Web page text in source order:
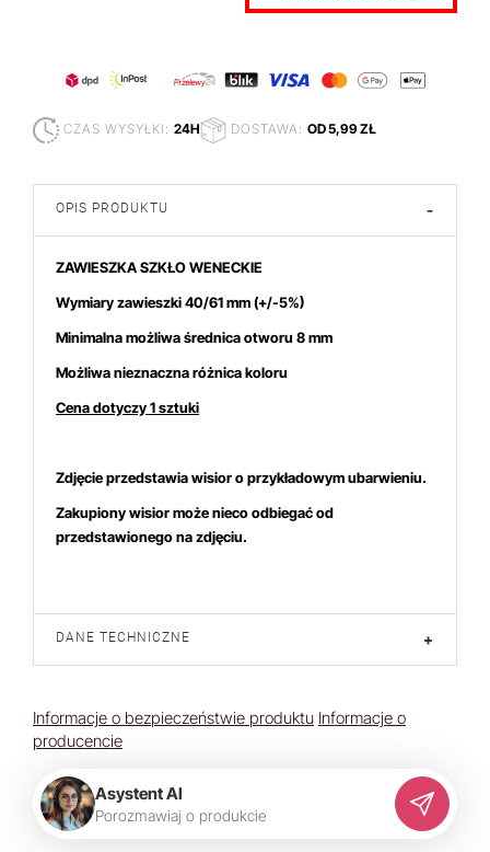
CZAS WYSYŁKI: 24H DOSTAWA: OD 5,99 ZŁ
OPIS PRODUKTU -
ZAWIESZKA SZKŁO WENECKIE
Wymiary zawieszki 40/61 mm(+/-5%)
Minimalna możliwa średnica otworu 8 mm
Możliwa nieznaczna różnica koloru
Cena dotyczy 1 sztuki
Zdjęcie przedstawia wisior o przykładowym ubarwieniu.
Zakupiony wisior może nieco odbiegać od
przedstawionego na zdjęciu.
DANE TECHNICZNE +
Informacje o bezpieczeństwie produktu Informacje o
producencie
Asystent AI
Porozmawiaj o produkcie
produktem interesuje się5osób.